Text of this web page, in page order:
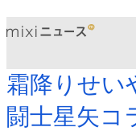
霜降りせい
闘士星矢コ